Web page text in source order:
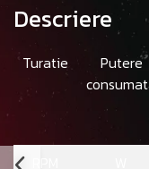
Descriere
Turatie
Putere